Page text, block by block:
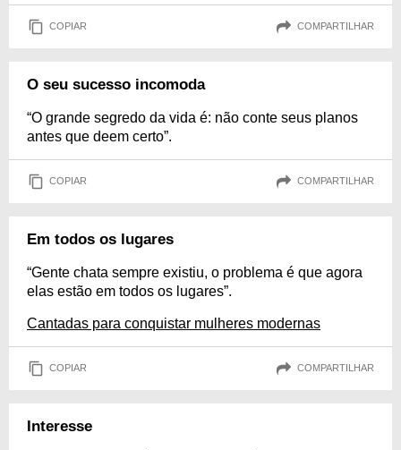
COPIAR COMPARTILHAR
O seu sucesso incomoda
“O grande segredo da vida é: não conte seus planos
antes que deem certo”.
COPIAR COMPARTILHAR
Em todos os lugares
“Gente chata sempre existiu, o problema é que agora
elas estão em todos os lugares”.
Cantadas para conquistar mulheres modernas
COPIAR COMPARTILHAR
Interesse